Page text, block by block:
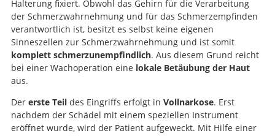
Halterung fixiert. Obwohl das Gehirn für die Verarbeitung
der Schmerzwahrnehmung und für das Schmerzempfinden
verantwortlich ist, besitzt es selbst keine eigenen
Sinneszellen zur Schmerzwahrnehmung und ist somit
komplett schmerzunempfindlich. Aus diesem Grund reicht
bei einer Wachoperation eine lokale Betäubung der Haut
aus.
Der erste Teildes Eingriffs erfolgt in Vollnarkose. Erst
nachdem der Schädel mit einem speziellen Instrument
eröffnet wurde, wird der Patient aufgeweckt. Mit Hilfe einer